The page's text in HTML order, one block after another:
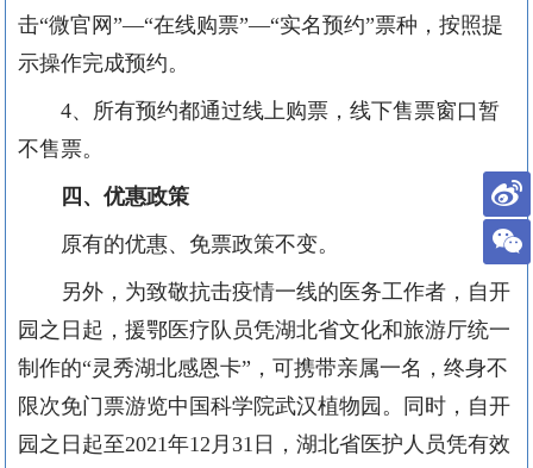
击“微官网”—“在线购票”—“实名预约”票种，按照提
示操作完成预约。
4、 所有预约都通过线上购票，线下售票窗口暂
不售票。
四、 优惠政策
原有的优惠、免票政策不变。
另外，为致敬抗击疫情一线的医务工作者，自开
园之日起，援鄂医疗队员凭湖北省文化和旅游厅统一
制作的“灵秀湖北感恩卡” ，可携带亲属一名，终身不
限次免门票游览中国科学院武汉植物园。同时，自开
园之日起至2021年12 月 31 日，湖北省医护人员凭有效